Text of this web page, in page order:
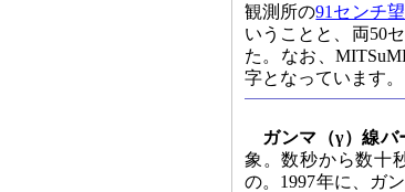
観測所の91センチ
いうことと、両50
た。なお、
字となっています。
ガンマ（γ）線バ
象。数秒から数十
の。1997年に、ガ